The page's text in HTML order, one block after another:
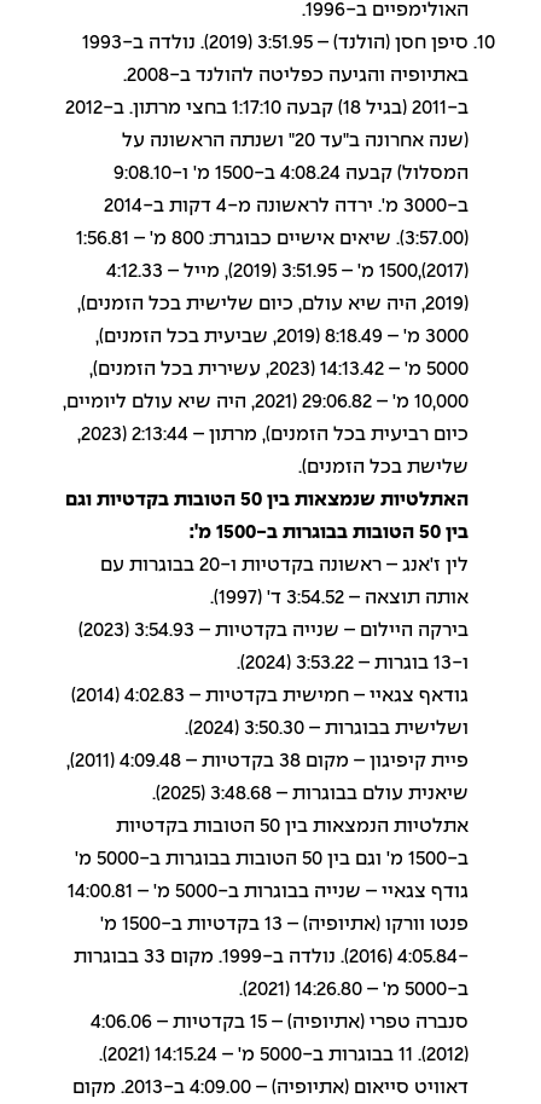
האולימפיים ב-1996.
סיפן חסן (הולנד) – 3:51.95 (2019). נולדה ב-1993
באתיופיה והגיעה כפליטה להולנד ב-2008.
ב-2011 (בגיל 18) קבעה 1:17:10 בחצי מרתון. ב-2012
(שנה אחרונה ב"עד 20" ושנתה הראשונה על
המסלול) קבעה 4:08.24 ב-1500 מ' ו-9:08.10
ב-3000 מ'. ירדה לראשונה מ-4 דקות ב-2014
(3:57.00). שיאים אישיים כבוגרת: 800 מ' – 1:56.81
(2017),1500 מ' – 3:51.95 (2019), מייל – 4:12.33
(2019, היה שיא עולם, כיום שלישית בכל הזמנים),
3000 מ' – 8:18.49 (2019, שביעית בכל הזמנים),
5000 מ' – 14:13.42 (2023, עשירית בכל הזמנים),
10,000 מ' – 29:06.82 (2021, היה שיא עולם ליומיים,
כיום רביעית בכל הזמנים), מרתון – 2:13:44 (2023,
שלישת בכל הזמנים).
האתלטיות שנמצאות בין 50 הטובות בקדטיות וגם
בין 50 הטובות בבוגרות ב-1500 מ':
לין ז'אנג – ראשונה בקדטיות ו-20 בבוגרות עם
אותה תוצאה – 3:54.52 ד' (1997).
בירקה היילום – שנייה בקדטיות – 3:54.93 (2023)
ו-13 בוגרות – 3:53.22 (2024).
גודאף צגאיי – חמישית בקדטיות – 4:02.83 (2014)
ושלישית בבוגרות – 3:50.30 (2024).
פיית קיפיגון – מקום 38 בקדטיות – 4:09.48 (2011),
שיאנית עולם בבוגרות – 3:48.68 (2025).
אתלטיות הנמצאות בין 50 הטובות בקדטיות
ב-1500 מ' וגם בין 50 הטובות בבוגרות ב-5000 מ'
גודף צגאיי – שנייה בבוגרות ב-5000 מ' – 14:00.81
פנטו וורקו (אתיופיה) – 13 בקדטיות ב-1500 מ'
-4:05.84 (2016). נולדה ב-1999. מקום 33 בבוגרות
ב-5000 מ' – 14:26.80 (2021).
סנברה טפרי (אתיופיה) – 15 בקדטיות – 4:06.06
(2012). 11 בבוגרות ב-5000 מ' – 14:15.24 (2021).
דאוויט סייאום (אתיופיה) – 4:09.00 ב-2013. מקום